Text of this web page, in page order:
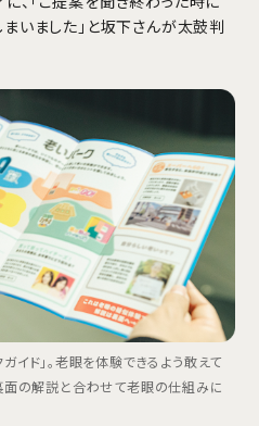
いました」と坂下さんが太鼓判
イド」。老眼を体験できるよう敢えて
面の解説と合わせて老眼の仕組みに